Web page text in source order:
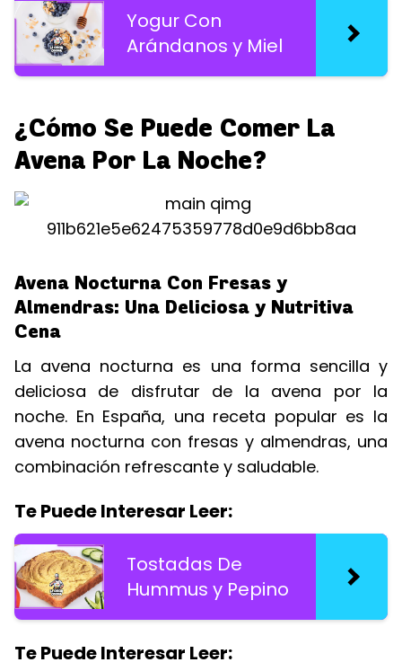
Yogur Con
Arándanos y Miel
¿Cómo Se Puede Comer La
Avena Por La Noche?
Avena Nocturna Con Fresas y
Almendras: Una Deliciosa y Nutritiva
Cena
La avena nocturna es una forma sencilla y
deliciosa de disfrutar de la avena por la
noche. En España, una receta popular es la
avena nocturna con fresas y almendras, una
combinación refrescante y saludable.
Te Puede Interesar Leer:
Tostadas De
Hummus y Pepino
Te Puede Interesar Leer: